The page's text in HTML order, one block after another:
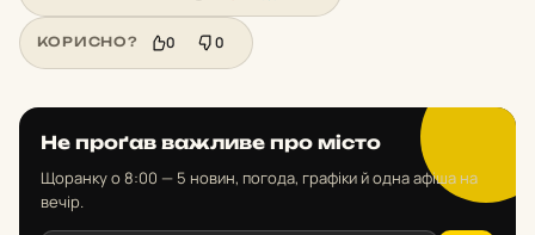
КОРИСНО? 0 0
Не проґав важливе про місто
Щоранку о 8:00 — 5 новин, погода, графіки й одна афіша на
вечір.